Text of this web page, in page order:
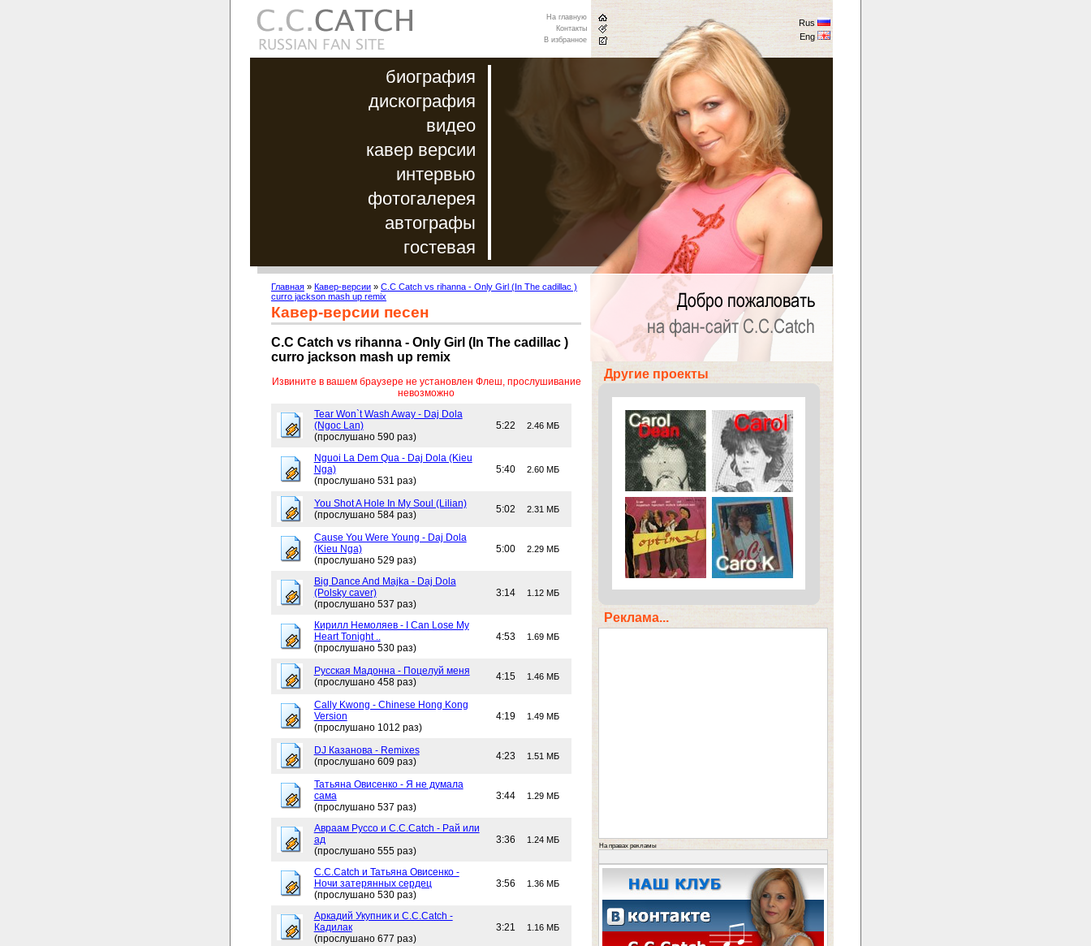
биография
дискография
видео
кавер версии
интервью
фотогалерея
автографы
гостевая
На главную
Контакты
В избранное
Rus
Eng
Главная » Кавер-версии » C.C Catch vs rihanna - Only Girl (In The cadillac )
curro jackson mash up remix
Кавер-версии песен
C.C Catch vs rihanna - Only Girl (In The cadillac )
curro jackson mash up remix
Извините в вашем браузере не установлен Флеш, прослушивание
невозможно
Tear Won`t Wash Away - Daj Dola
(Ngoc Lan)
(прослушано 590 раз)
5:22 2.46 МБ
Nguoi La Dem Qua - Daj Dola (Kieu
Nga)
(прослушано 531 раз)
5:40 2.60 МБ
You Shot A Hole In My Soul (Lilian)
(прослушано 584 раз)
5:02 2.31 МБ
Cause You Were Young - Daj Dola
(Kieu Nga)
(прослушано 529 раз)
5:00 2.29 МБ
Big Dance And Majka - Daj Dola
(Polsky caver)
(прослушано 537 раз)
3:14 1.12 МБ
Кирилл Немоляев - I Can Lose My
Heart Tonight ..
(прослушано 530 раз)
4:53 1.69 МБ
Русская Мадонна - Поцелуй меня
(прослушано 458 раз)
4:15 1.46 МБ
Cally Kwong - Chinese Hong Kong
Version
(прослушано 1012 раз)
4:19 1.49 МБ
DJ Казанова - Remixes
(прослушано 609 раз)
4:23 1.51 МБ
Татьяна Овисенко - Я не думала
сама
(прослушано 537 раз)
3:44 1.29 МБ
Авраам Руссо и C.C.Catch - Рай или
ад
(прослушано 555 раз)
3:36 1.24 МБ
C.C.Catch и Татьяна Овисенко -
Ночи затерянных сердец
(прослушано 530 раз)
3:56 1.36 МБ
Аркадий Укупник и C.C.Catch -
Кадилак
(прослушано 677 раз)
3:21 1.16 МБ
Другие проекты
Реклама...
На правах рекламы